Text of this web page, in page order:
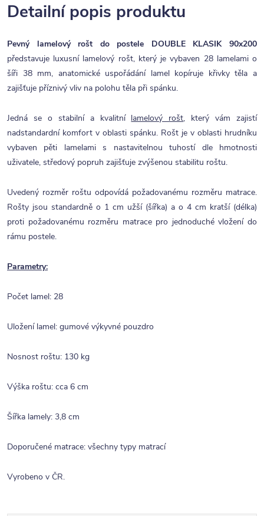
Detailní popis produktu
Pevný lamelový rošt do postele DOUBLE KLASIK 90x200
představuje luxusní lamelový rošt, který je vybaven 28 lamelami o
šíři 38 mm, anatomické uspořádání lamel kopíruje křivky těla a
zajišťuje příznivý vliv na polohu těla při spánku.
Jedná se o stabilní a kvalitní lamelový rošt, který vám zajistí
nadstandardní komfort v oblasti spánku. Rošt je v oblasti hrudníku
vybaven pěti lamelami s nastavitelnou tuhostí dle hmotnosti
uživatele, středový popruh zajišťuje zvýšenou stabilitu roštu.
Uvedený rozměr roštu odpovídá požadovanému rozměru matrace.
Rošty jsou standardně o 1 cm užší (šířka) a o 4 cm kratší (délka)
proti požadovanému rozměru matrace pro jednoduché vložení do
rámu postele.
Parametry:
Počet lamel: 28
Uložení lamel: gumové výkyvné pouzdro
Nosnost roštu: 130 kg
Výška roštu: cca 6 cm
Šířka lamely: 3,8 cm
Doporučené matrace: všechny typy matrací
Vyrobeno v ČR.